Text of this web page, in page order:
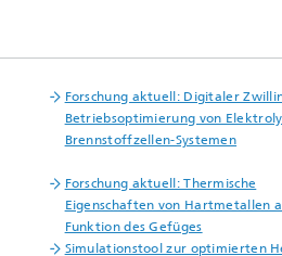
Forschung aktuell: Digitaler
Betriebsoptimierung von
Brennstoffzellen-Systemen
Forschung aktuell: Thermische
Eigenschaften von Hartmetallen
Funktion des Gefüges
Simulationstool zur optimierten